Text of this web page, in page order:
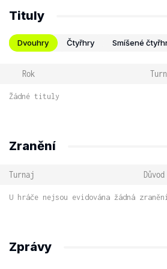
Tituly
Dvouhry Čtyřhry Smíšené
Rok
Žádné tituly
Zranění
Turnaj Důvod
U hráče nejsou evidována žádná
Zprávy